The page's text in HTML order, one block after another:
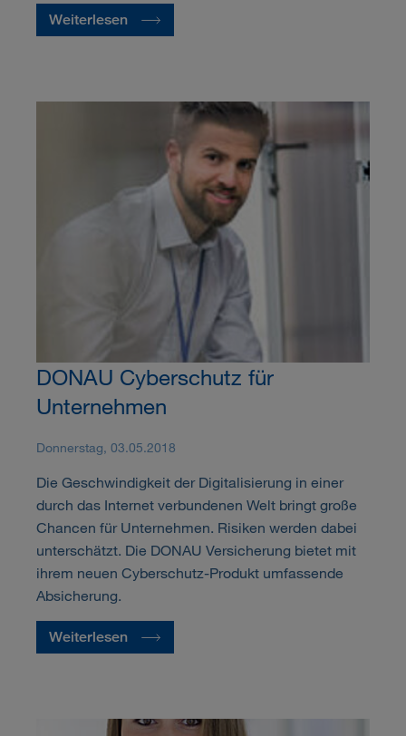
Weiterlesen
DONAU Cyberschutz für
Unternehmen
Donnerstag, 03.05.2018
Die Geschwindigkeit der Digitalisierung in einer
durch das Internet verbundenen Welt bringt große
Chancen für Unternehmen. Risiken werden dabei
unterschätzt. Die DONAU Versicherung bietet mit
ihrem neuen Cyberschutz-Produkt umfassende
Absicherung.
Weiterlesen